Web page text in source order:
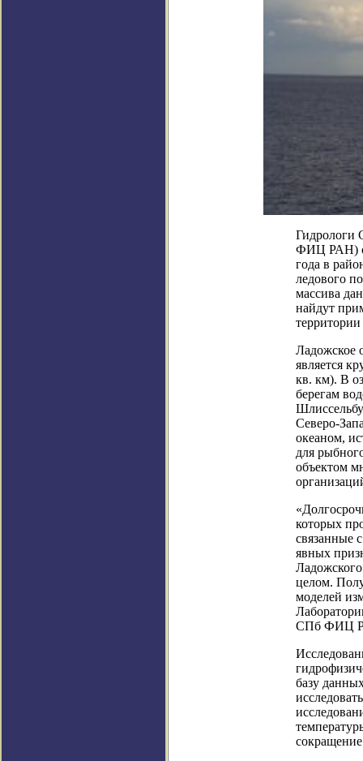
Гидрологи
ФИЦ РАН)
года в
ледового
массива
найдут
Ладожское
является
кв. км). В
берегам
Северо-
океаном,
для
объектом
которых
связанные
явных
целом.
моделей
СПб ФИЦ
базу